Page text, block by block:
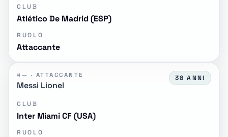
CLUB
Atlético De Madrid (ESP)
RUOLO
Attaccante
#— · ATTACCANTE
Messi Lionel
38 ANNI
CLUB
Inter Miami CF (USA)
RUOLO